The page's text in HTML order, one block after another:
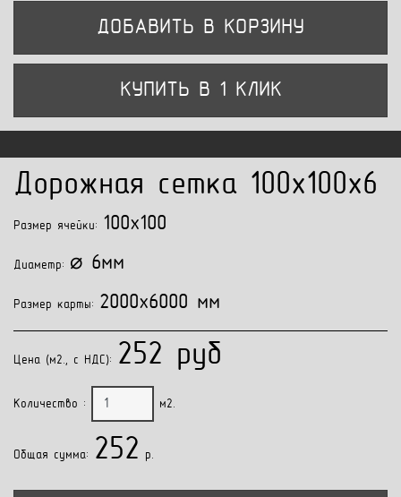
ДОБАВИТЬ В КОРЗИНУ
КУПИТЬ В 1 КЛИК
Дорожная сетка 100x100x6
Размер ячейки: 100x100
Диаметр: ⌀ 6мм
Размер карты: 2000x6000 мм
Цена (м2., с НДС): 252 руб
Количество : м2.
Общая сумма: 252 p.